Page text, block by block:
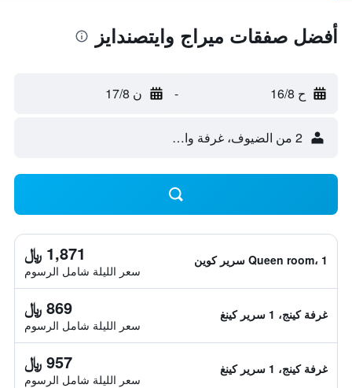
أفضل صفقات ميراج وايتصندايز
ح 16/8 - ن 17/8
2 من الضيوف، غرفة واحدة
Queen room، 1 سرير كوين 1,871 ﷼
سعر الليلة شامل الرسوم
غرفة كينج، 1 سرير كينغ 869 ﷼
سعر الليلة شامل الرسوم
غرفة كينج، 1 سرير كينغ 957 ﷼
سعر الليلة شامل الرسوم